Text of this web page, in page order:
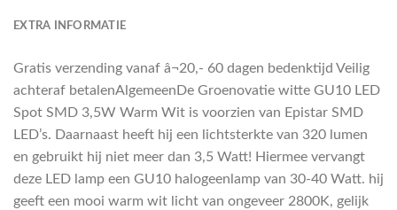
EXTRA INFORMATIE
Gratis verzending vanaf â¬20,- 60 dagen bedenktijd Veilig
achteraf betalenAlgemeenDe Groenovatie witte GU10 LED
Spot SMD 3,5W Warm Wit is voorzien van Epistar SMD
LED’s. Daarnaast heeft hij een lichtsterkte van 320 lumen
en gebruikt hij niet meer dan 3,5 Watt! Hiermee vervangt
deze LED lamp een GU10 halogeenlamp van 30-40 Watt. hij
geeft een mooi warm wit licht van ongeveer 2800K, gelijk